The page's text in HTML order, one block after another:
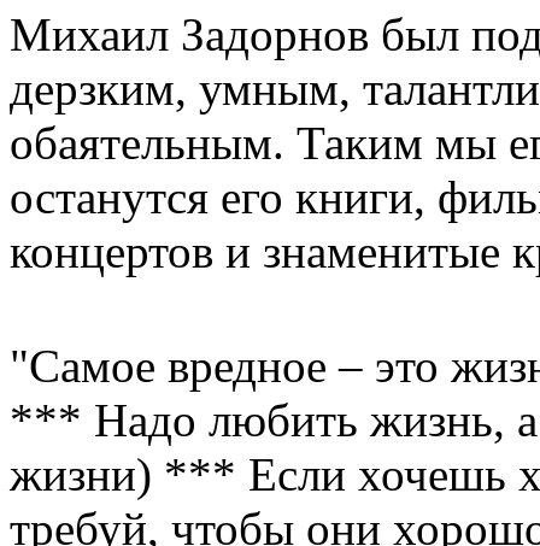
Михаил Задорнов был
дерзким, умным,
обаятельным. Таким мы
останутся его книги,
концертов и знаменитые
"Самое вредное – это
*** Надо любить жизнь,
жизни) *** Если хочешь
требуй, чтобы они